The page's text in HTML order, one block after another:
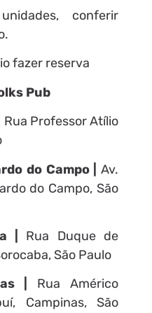
conferir
fazer reserva
Pub
Rua Professor Atílio
do Campo |Av.
do Campo, São
| Rua Duque de
São Paulo
| Rua Américo
Campinas, São